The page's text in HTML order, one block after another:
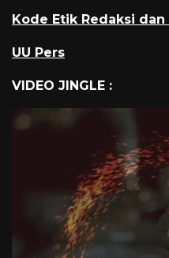
Kode Etik Redaksi dan
UU Pers
VIDEO JINGLE :